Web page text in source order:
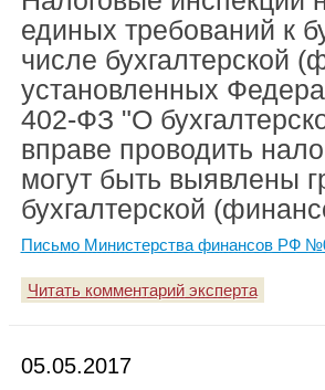
единых требований к
числе бухгалтерской
установленных
402-ФЗ "О
вправе проводить
могут быть выявлены
бухгалтерской
Письмо Министерства финансов РФ
Читать комментарий эксперта
05.05.2017